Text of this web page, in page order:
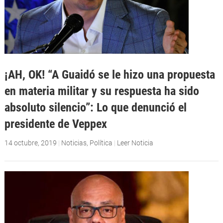
¡AH, OK! “A Guaidó se le hizo una propuesta
en materia militar y su respuesta ha sido
absoluto silencio”: Lo que denunció el
presidente de Veppex
14 octubre, 2019 | Noticias, Política | Leer Noticia